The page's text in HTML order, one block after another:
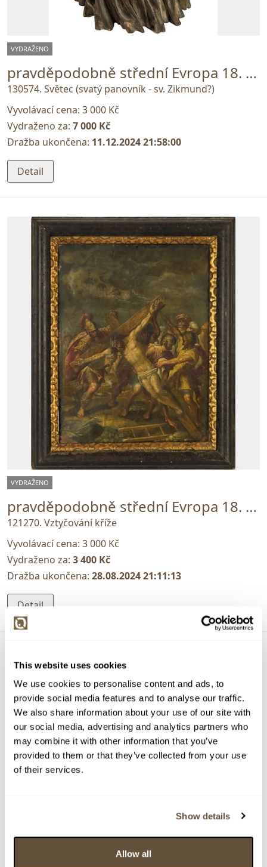
This website uses cookies
We use cookies to personalise content and ads, to
provide social media features and to analyse our traffic.
We also share information about your use of our site with
our social media, advertising and analytics partners who
may combine it with other information that you’ve
provided to them or that they’ve collected from your use
of their services.
Show details
Allow all
VYDRAŽENO
pravděpodobně střední Evropa 18. století
130574. Světec (svatý panovník - sv. Zikmund?)
Vyvolávací cena: 3 000 Kč
Vydraženo za: 7 000 Kč
Dražba ukončena: 11.12.2024 21:58:00
Detail
VYDRAŽENO
pravděpodobně střední Evropa 18. století
121270. Vztyčování kříže
Vyvolávací cena: 3 000 Kč
Vydraženo za: 3 400 Kč
Dražba ukončena: 28.08.2024 21:11:13
Detail